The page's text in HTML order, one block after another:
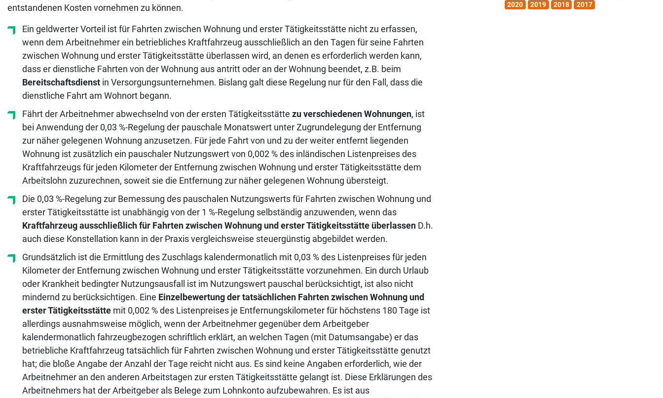
entstandenen Kosten vornehmen zu können.
Ein geldwerter Vorteil ist für Fahrten zwischen Wohnung und erster Tätigkeitsstätte nicht zu erfassen,
wenn dem Arbeitnehmer ein betriebliches Kraftfahrzeug ausschließlich an den Tagen für seine Fahrten
zwischen Wohnung und erster Tätigkeitsstätte überlassen wird, an denen es erforderlich werden kann,
dass er dienstliche Fahrten von der Wohnung aus antritt oder an der Wohnung beendet, z.B. beim
Bereitschaftsdienst in Versorgungsunternehmen. Bislang galt diese Regelung nur für den Fall, dass die
dienstliche Fahrt am Wohnort begann.
Fährt der Arbeitnehmer abwechselnd von der ersten Tätigkeitsstätte zu verschiedenen Wohnungen, ist
bei Anwendung der 0,03 %-Regelung der pauschale Monatswert unter Zugrundelegung der Entfernung
zur näher gelegenen Wohnung anzusetzen. Für jede Fahrt von und zu der weiter entfernt liegenden
Wohnung ist zusätzlich ein pauschaler Nutzungswert von 0,002 % des inländischen Listenpreises des
Kraftfahrzeugs für jeden Kilometer der Entfernung zwischen Wohnung und erster Tätigkeitsstätte dem
Arbeitslohn zuzurechnen, soweit sie die Entfernung zur näher gelegenen Wohnung übersteigt.
Die 0,03 %-Regelung zur Bemessung des pauschalen Nutzungswerts für Fahrten zwischen Wohnung und
erster Tätigkeitsstätte ist unabhängig von der 1 %-Regelung selbständig anzuwenden, wenn das
Kraftfahrzeug ausschließlich für Fahrten zwischen Wohnung und erster Tätigkeitsstätte überlassen D.h.
auch diese Konstellation kann in der Praxis vergleichsweise steuergünstig abgebildet werden.
Grundsätzlich ist die Ermittlung des Zuschlags kalendermonatlich mit 0,03 % des Listenpreises für jeden
Kilometer der Entfernung zwischen Wohnung und erster Tätigkeitsstätte vorzunehmen. Ein durch Urlaub
oder Krankheit bedingter Nutzungsausfall ist im Nutzungswert pauschal berücksichtigt, ist also nicht
mindernd zu berücksichtigen. Eine Einzelbewertung der tatsächlichen Fahrten zwischen Wohnung und
erster Tätigkeitsstätte mit 0,002 % des Listenpreises je Entfernungskilometer für höchstens 180 Tage ist
allerdings ausnahmsweise möglich, wenn der Arbeitnehmer gegenüber dem Arbeitgeber
kalendermonatlich fahrzeugbezogen schriftlich erklärt, an welchen Tagen (mit Datumsangabe) er das
betriebliche Kraftfahrzeug tatsächlich für Fahrten zwischen Wohnung und erster Tätigkeitsstätte genutzt
hat; die bloße Angabe der Anzahl der Tage reicht nicht aus. Es sind keine Angaben erforderlich, wie der
Arbeitnehmer an den anderen Arbeitstagen zur ersten Tätigkeitsstätte gelangt ist. Diese Erklärungen des
Arbeitnehmers hat der Arbeitgeber als Belege zum Lohnkonto aufzubewahren. Es ist aus
2020
2019 2018 2017